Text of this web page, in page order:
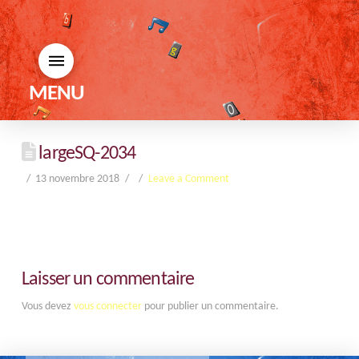
MENU
largeSQ-2034
13 novembre 2018 Leave a Comment
Laisser un commentaire
Vous devez vous connecterpour publier un commentaire.